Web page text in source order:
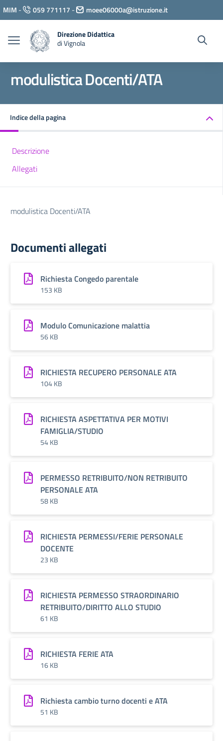
Vai ai contenuti
Vai al menu di navigazione
Vai al footer
MIM - 059 771117 - moee06000a@istruzione.it
Direzione Didattica
di Vignola
modulistica Docenti/ATA
Indice della pagina
Descrizione
Allegati
modulistica Docenti/ATA
Documenti allegati
Richiesta Congedo parentale
153 KB
Modulo Comunicazione malattia
56 KB
RICHIESTA RECUPERO PERSONALE ATA
104 KB
RICHIESTA ASPETTATIVA PER MOTIVI
FAMIGLIA/STUDIO
54 KB
PERMESSO RETRIBUITO/NON RETRIBUITO
PERSONALE ATA
58 KB
RICHIESTA PERMESSI/FERIE PERSONALE
DOCENTE
23 KB
RICHIESTA PERMESSO STRAORDINARIO
RETRIBUITO/DIRITTO ALLO STUDIO
61 KB
RICHIESTA FERIE ATA
16 KB
Richiesta cambio turno docenti e ATA
51 KB